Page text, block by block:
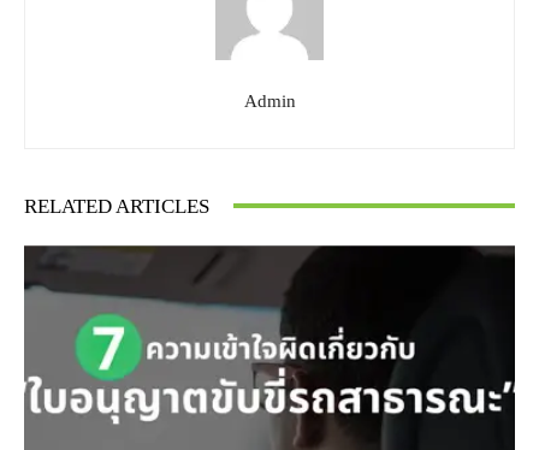
Admin
RELATED ARTICLES